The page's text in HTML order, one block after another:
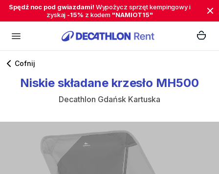
Spędź noc pod gwiazdami! Wypożycz sprzęt kempingowy i
zyskaj -15% z kodem "NAMIOT15"
Cofnij
Niskie składane krzesło MH500
Decathlon Gdańsk Kartuska